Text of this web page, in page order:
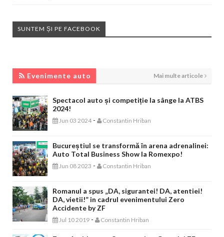
SUNTEM ȘI PE FACEBOOK
Evenimente auto Mai multe articole
Spectacol auto și competiție la sânge la ATBS
2024!
Jun 03 2024 - Constantin Hriban
Bucureștiul se transformă în arena adrenalinei:
Auto Total Business Show la Romexpo!
Jun 08 2023 - Constantin Hriban
Romanul a spus „DA, sigurantei! DA, atentiei!
DA, vietii!” in cadrul evenimentului Zero
Accidente by ZF
Jul 10 2019 - Constantin Hriban